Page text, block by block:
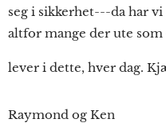
seg i sikkerhet---da har
altfor mange der ute
lever i dette, hver dag.
Raymond og Ken